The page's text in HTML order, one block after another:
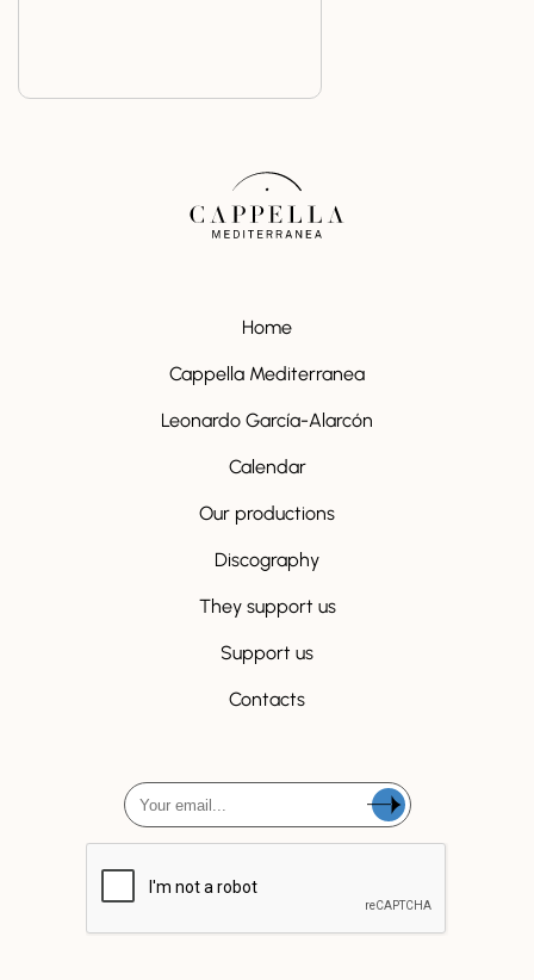
Home
Cappella Mediterranea
Leonardo García-Alarcón
Calendar
Our productions
Discography
They support us
Support us
Contacts